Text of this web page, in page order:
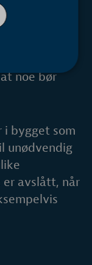
i
i
for
noe bør
i bygget som
unødvendig
er avslått, når